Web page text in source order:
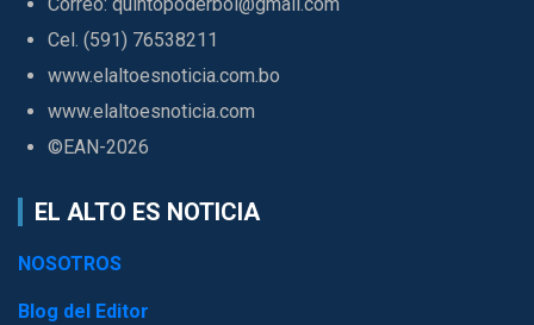
Correo: quintopoderbol@gmail.com
Cel. (591) 76538211
www.elaltoesnoticia.com.bo
www.elaltoesnoticia.com
©EAN-2026
EL ALTO ES NOTICIA
NOSOTROS
Blog del Editor